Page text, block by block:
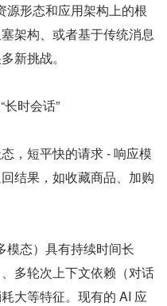
源形态和应用架构上的根
架构、或者基于传统消息
新挑战。
长时会话”
，短平快的请求 - 响应模
结果，如收藏商品、加购
模态）具有持续时间长
多轮次上下文依赖（对话
大等特征。现有的 AI 应